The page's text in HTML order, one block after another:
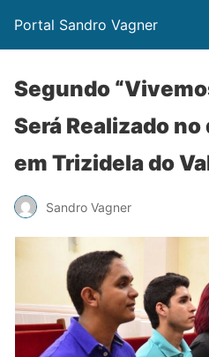
Portal Sandro Vagner
Segundo
Será Realizado
em Trizidela do
Sandro Vagner